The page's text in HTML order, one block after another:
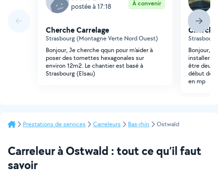
postée à 17:18 À convenir
Cherche Carrelage
Strasbourg (Montagne Verte Nord Ouest)
Bonjour, Je cherche qqun pour m'aider à
poser des tomettes hexagonales sur
environ 12m2. Le chantier est basé à
Strasbourg (Elsau)
Bonjour,
installer
être deux
début de
en mp
Prestations de services Carreleurs Bas-rhin Ostwald
Carreleur à Ostwald : tout ce qu’il faut
savoir